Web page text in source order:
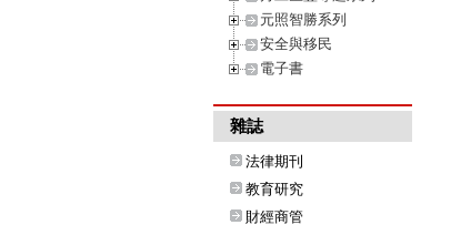
元照智勝系列
安全與移民
電子書
雜誌
法律期刊
教育研究
財經商管